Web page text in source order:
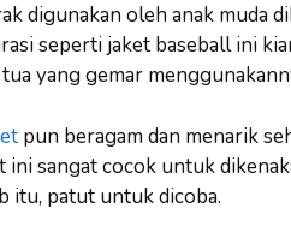
digunakan oleh anak muda
seperti jaket baseball ini
yang gemar
pun beragam dan menarik
ini sangat cocok untuk
itu, patut untuk dicoba.